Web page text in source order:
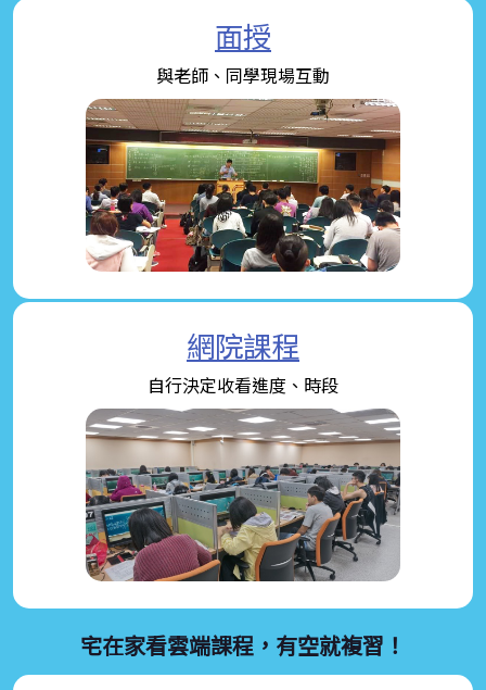
面授
與老師、同學現場互動
網院課程
自行決定收看進度、時段
宅在家看雲端課程，有空就複習！